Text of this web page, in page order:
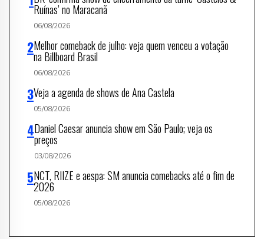
Ruínas’ no Maracanã
06/08/2026
Melhor comeback de julho: veja quem venceu a votação
na Billboard Brasil
06/08/2026
Veja a agenda de shows de Ana Castela
05/08/2026
Daniel Caesar anuncia show em São Paulo; veja os
preços
03/08/2026
NCT, RIIZE e aespa: SM anuncia comebacks até o fim de
2026
05/08/2026